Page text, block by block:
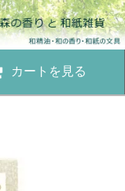
カートを見る